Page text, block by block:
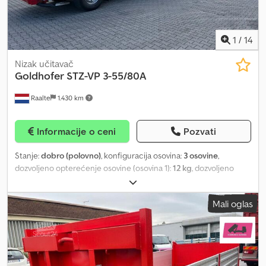
1 / 14
Raalte 1.430 km
Nizak učitavač
Goldhofer STZ-VP 3-55/80A
Informacije o ceni Pozvati
Stanje:dobro (polovno), konfiguracija osovina: 3 osovine,
dozvoljeno opterećenje osovine (osovina 1):12 kg, dozvoljeno
opterećenje osovine (osovina 2):12 kg
osovine (osovina 3):12 kg, dužina tovarnog prostora:18.520 mm,
širina utovarnog prostora:2.750 mm, visina tovarnog prostora:450
mm, ukupna dužina:18.520 mm, ukupna širina: 2.750 mm, ukupna
visina:450 mm, suspencija:hidraulika , dimenzija gume:245 / 70
R17.5 | Load index 146/146F
bela, Godina proizvodnje:2014,
Boja: bela Međuosovinsko rastojanje: 136 cm Nosivost: 53.800 kg
Mali oglas